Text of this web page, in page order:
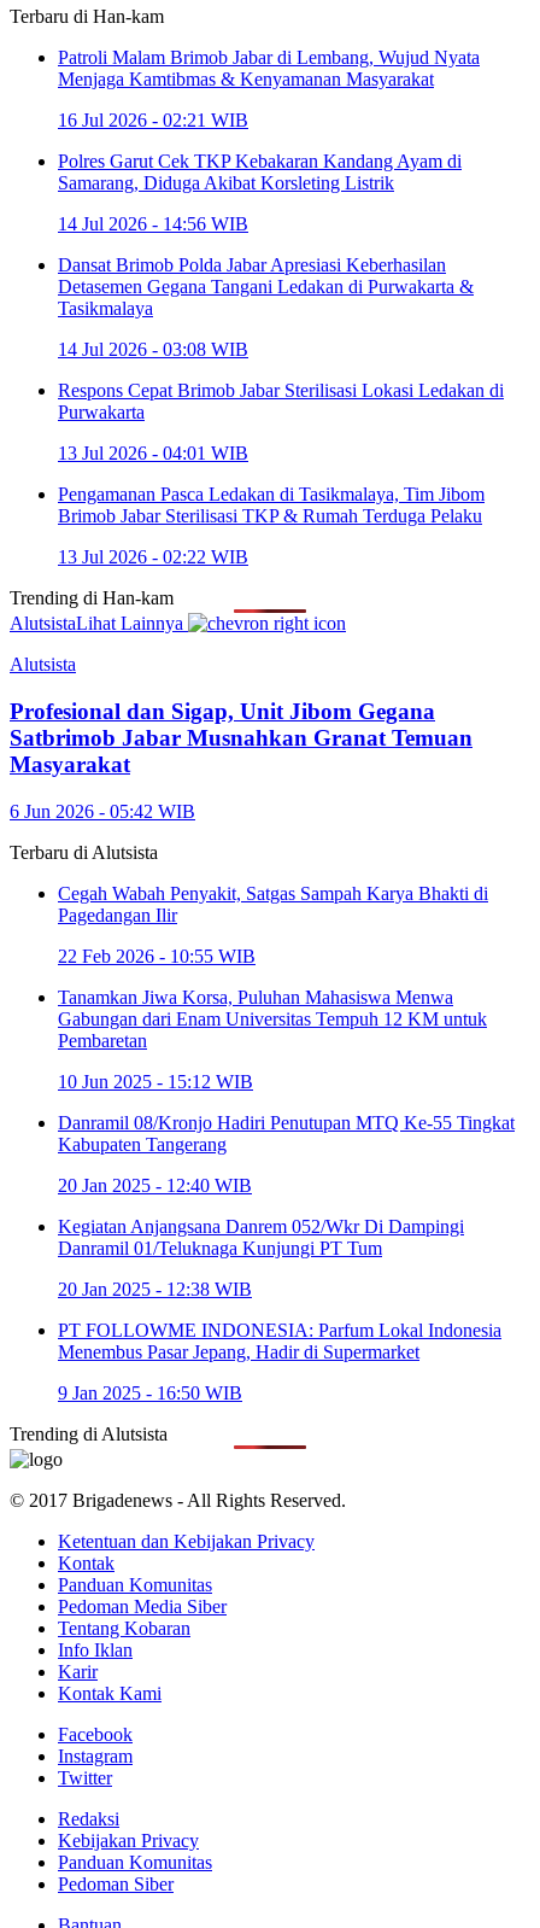
Terbaru di Han-kam
Patroli Malam Brimob Jabar di Lembang, Wujud Nyata
Menjaga Kamtibmas & Kenyamanan Masyarakat
16 Jul 2026 - 02:21 WIB
Polres Garut Cek TKP Kebakaran Kandang Ayam di
Samarang, Diduga Akibat Korsleting Listrik
14 Jul 2026 - 14:56 WIB
Dansat Brimob Polda Jabar Apresiasi Keberhasilan
Detasemen Gegana Tangani Ledakan di Purwakarta &
Tasikmalaya
14 Jul 2026 - 03:08 WIB
Respons Cepat Brimob Jabar Sterilisasi Lokasi Ledakan di
Purwakarta
13 Jul 2026 - 04:01 WIB
Pengamanan Pasca Ledakan di Tasikmalaya, Tim Jibom
Brimob Jabar Sterilisasi TKP & Rumah Terduga Pelaku
13 Jul 2026 - 02:22 WIB
Trending di Han-kam
AlutsistaLihat Lainnya
Alutsista
Profesional dan Sigap, Unit Jibom Gegana
Satbrimob Jabar Musnahkan Granat Temuan
Masyarakat
6 Jun 2026 - 05:42 WIB
Terbaru di Alutsista
Cegah Wabah Penyakit, Satgas Sampah Karya Bhakti di
Pagedangan Ilir
22 Feb 2026 - 10:55 WIB
Tanamkan Jiwa Korsa, Puluhan Mahasiswa Menwa
Gabungan dari Enam Universitas Tempuh 12 KM untuk
Pembaretan
10 Jun 2025 - 15:12 WIB
Danramil 08/Kronjo Hadiri Penutupan MTQ Ke-55 Tingkat
Kabupaten Tangerang
20 Jan 2025 - 12:40 WIB
Kegiatan Anjangsana Danrem 052/Wkr Di Dampingi
Danramil 01/Teluknaga Kunjungi PT Tum
20 Jan 2025 - 12:38 WIB
PT FOLLOWME INDONESIA: Parfum Lokal Indonesia
Menembus Pasar Jepang, Hadir di Supermarket
9 Jan 2025 - 16:50 WIB
Trending di Alutsista
© 2017 Brigadenews - All Rights Reserved.
Ketentuan dan Kebijakan Privacy
Kontak
Panduan Komunitas
Pedoman Media Siber
Tentang Kobaran
Info Iklan
Karir
Kontak Kami
Facebook
Instagram
Twitter
Redaksi
Kebijakan Privacy
Panduan Komunitas
Pedoman Siber